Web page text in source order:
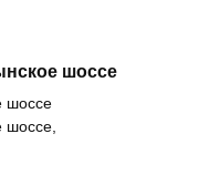
шоссе
шоссе
шоссе,